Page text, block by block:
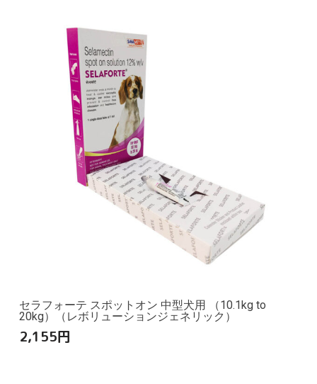
セラフォーテ スポットオン 中型犬用 （10.1kg to
20kg）（レボリューションジェネリック）
2,155円